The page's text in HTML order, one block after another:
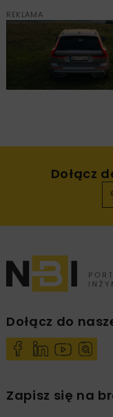
REKLAMA
Dołącz
Dołącz do
Zapisz się na